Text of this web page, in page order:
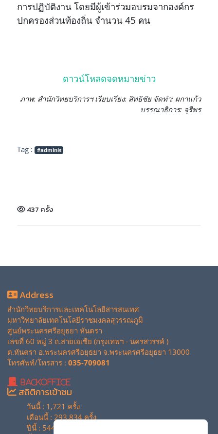
การปฏิบัติงาน โดยมีผู้เข้าร่วมอบรมจากองค์กร
ปกครองส่วนท้องถิ่น จำนวน 45 คน
ดาวน์โหลดจดหมายข่าว
ภาพ: สำนักวิทยบริการฯ เรียบเรียง: สิทธิชัย จัดทำ: ผกาแก้ว
บรรณาธิการ: จุรีพร
Tag : #adminis
437 ครั้ง
Address
สำนักวิทยบริการและเทคโนโลยีสารสนเทศ
มหาวิทยาลัยเทคโนโลยีราชมงคลสุวรรณภูมิ
ศูนย์พระนครศรีอยุธยา หันตรา
เลขที่ 60 หมู่ 3 ถ.สายเอเซีย (กรุงเทพฯ - นครสวรรค์ )
ต.หันตรา อ.พระนครศรีอยุธยา จ.พระนครศรีอยุธยา 13000
โทรศัพท์/โทรสาร : 035-709081
BackOffice
สถิติการเข้าชม
วันนี้ : 1,721 ครั้ง
เดือนนี้ : 293,834 ครั้ง
ปีนี้ : 544,010 ครั้ง